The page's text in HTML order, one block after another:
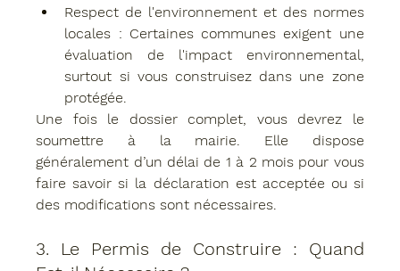
Respect de l'environnement et des normes
locales : Certaines communes exigent une
évaluation de l'impact environnemental,
surtout si vous construisez dans une zone
protégée.
Une fois le dossier complet, vous devrez le
soumettre à la mairie. Elle dispose
généralement d’un délai de 1 à 2 mois pour vous
faire savoir si la déclaration est acceptée ou si
des modifications sont nécessaires.
3. Le Permis de Construire : Quand